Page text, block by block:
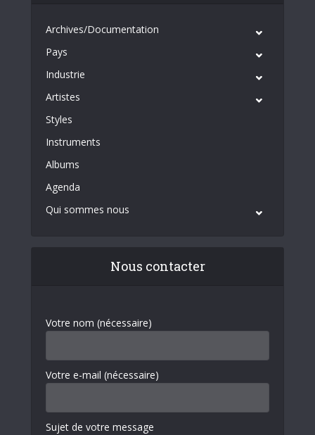
Archives/Documentation
Pays
Industrie
Artistes
Styles
Instruments
Albums
Agenda
Qui sommes nous
Nous contacter
Votre nom (nécessaire)
Votre e-mail (nécessaire)
Sujet de votre message